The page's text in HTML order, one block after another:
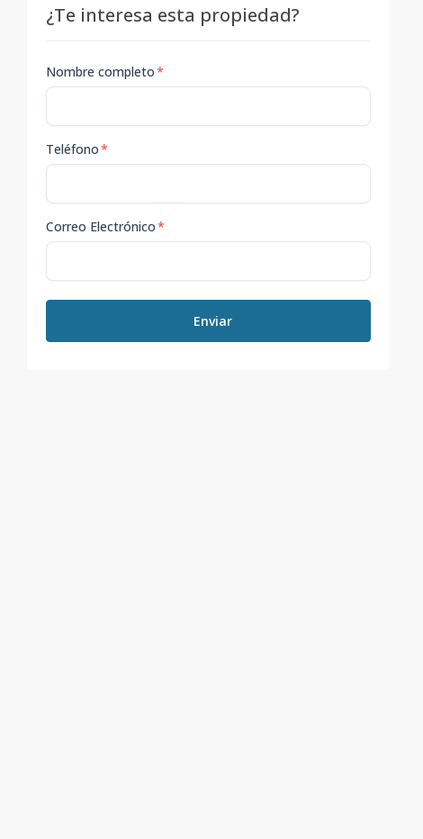
¿Te interesa esta propiedad?
Nombre completo*
Teléfono*
Correo Electrónico*
Enviar